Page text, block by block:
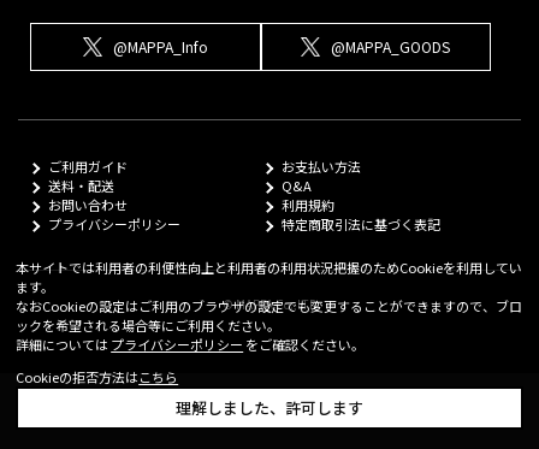
@MAPPA_Info @MAPPA_GOODS
ご利用ガイド
お支払い方法
送料・配送
Q&A
お問い合わせ
利用規約
プライバシーポリシー
特定商取引法に基づく表記
© MAPPA Co.,LTD
本サイトでは利用者の利便性向上と利用者の利用状況把握のためCookieを利用してい
ます。
なおCookieの設定はご利用のブラウザの設定でも変更することができますので、ブロ
ックを希望される場合等にご利用ください。
詳細については プライバシーポリシー をご確認ください。
Cookieの拒否方法はこちら
理解しました、許可します